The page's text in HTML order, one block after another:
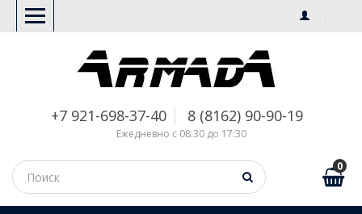
+7 921-698-37-40 8 (8162) 90-90-19
Ежедневно с 08:30 до 17:30
0